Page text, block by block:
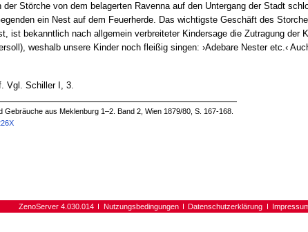
Störche von dem belagerten Ravenna auf den Untergang der Stadt
ein Nest auf dem Feuerherde. Das wichtigste Geschäft des
ist bekanntlich nach allgemein verbreiteter Kindersage die Zutragung der
weshalb unsere Kinder noch fleißig singen: ›Adebare Nester etc.‹
Vgl. Schiller I, 3.
aus Meklenburg 1–2. Band 2, Wien 1879/80, S. 167-168.
ZenoServer 4.030.014 Nutzungsbedingungen Datenschutzerklärung